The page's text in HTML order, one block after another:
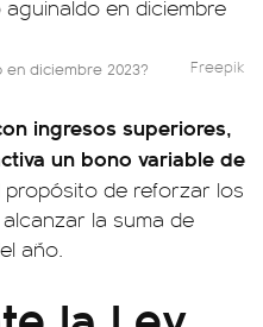
en diciembre 2023? Freepik
ingresos superiores,
un bono variable de
propósito de reforzar los
la suma de
año.